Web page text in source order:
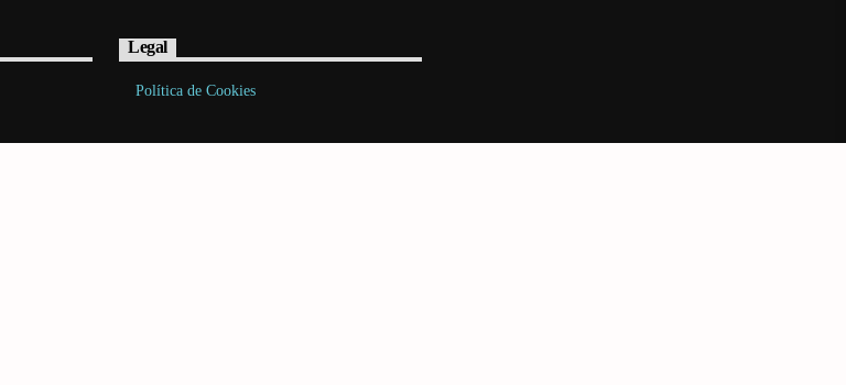
Legal
Política de Cookies